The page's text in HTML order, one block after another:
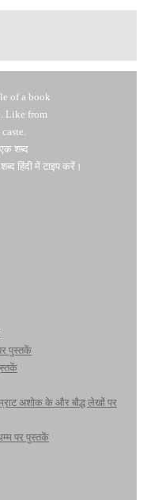
of a book
Like from
शब्द
हिंदी में टाइप करें।
पुस्तकें
अशोक के और बौद्ध लेखों पर
पर पुस्तकें